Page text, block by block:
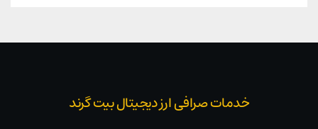
خدمات صرافی ارز دیجیتال بیت گرند